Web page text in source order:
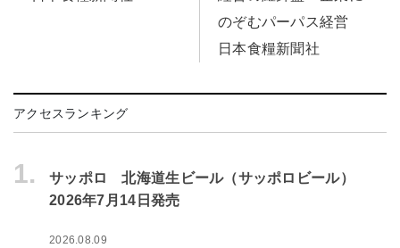
のぞむパーパス経営
日本食糧新聞社
アクセスランキング
1.
サッポロ 北海道生ビール（サッポロビール）
2026年7月14日発売
2026.08.09